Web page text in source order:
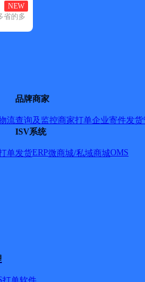
NEW
省的多
品牌商家
流查询及监控商家打单企业寄件发货
ISV系统
单发货ERP微商城/私域商城OMS
加油站东对面
段